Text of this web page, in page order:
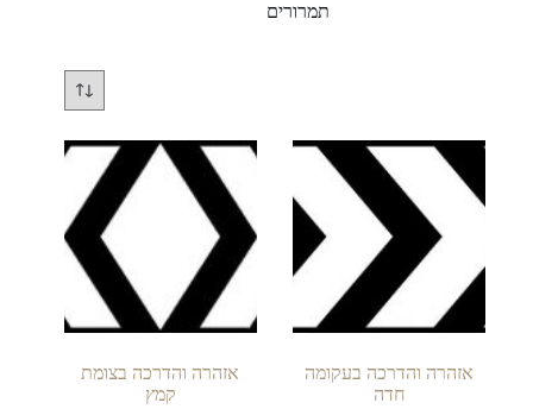
תמרורים
אזהרה והדרכה בעקומה
חדה
אזהרה והדרכה בצומת
קמץ